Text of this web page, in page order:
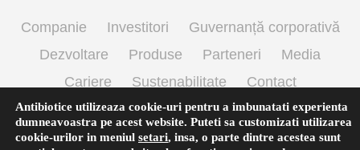
Companie Investitori
Guvernanță corporativă
Dezvoltare
Produse Parteneri
Media
Cariere
Sustenabilitate
Contact
Termeni si conditii de utilizare
Politica cookie
Prelucrarea datelor cu caracter personal
Antibiotice utilizeaza cookie-uri pentru a imbunatati experienta
dumneavoastra pe acest website. Puteti sa customizati utilizarea
cookie-urilor in meniul setari, insa, o parte dintre acestea sunt